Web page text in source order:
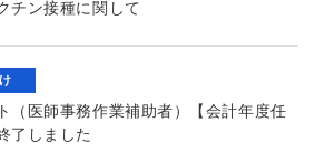
チン接種に関して
（医師事務作業補助者）【会計年度任
了しました